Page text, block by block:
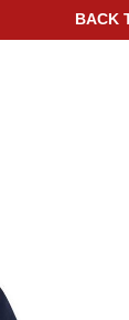
BACK